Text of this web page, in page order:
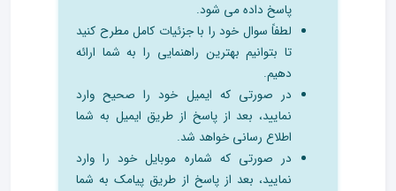
پاسخ داده می شود.
لطفاً سوال خود را با جزئیات کامل مطرح کنید
تا بتوانیم بهترین راهنمایی را به شما ارائه
دهیم.
در صورتی که ایمیل خود را صحیح وارد
نمایید، بعد از پاسخ از طریق ایمیل به شما
اطلاع رسانی خواهد شد.
در صورتی که شماره موبایل خود را وارد
نمایید، بعد از پاسخ از طریق پیامک به شما